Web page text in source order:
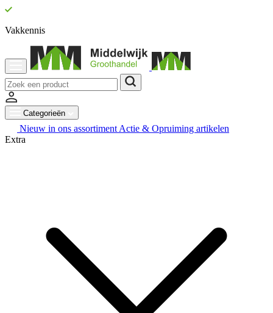
Vakkennis
Categorieën
Nieuw in ons assortiment Actie & Opruiming artikelen
Extra